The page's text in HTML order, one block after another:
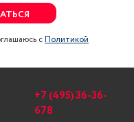
сПолитикой
+7 (495) 36-36-
678